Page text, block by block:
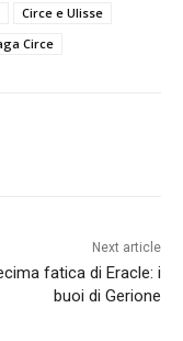
Circe e Ulisse
Circe
Next article
fatica di Eracle: i
buoi di Gerione